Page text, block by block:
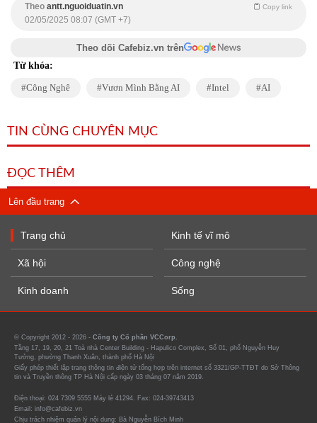
Theo antt.nguoiduatin.vn Copy link
02/05/2025 08:07 (GMT +7)
Theo dõi Cafebiz.vn trên
Từ khóa:
Công Nghê Vươn Mình Bằng AI Intel AI
TIN CÙNG CHUYÊN MỤC
ĐỌC THÊM
Lên đầu trang
Trang chủ
Xã hội
Kinh doanh
Kinh tế vĩ mô
Công nghệ
Sống
© Copyright 2012 - 2026 - Công ty Cổ phần VCCorp.
Tầng 17, 19, 20, 21 Toà nhà Center Building - Hapulico Complex, Số 01, phố Nguyễn Huy
Tưởng, phường Thanh Xuân, thành phố Hà Nội
Giấy phép thiết lập trang thông tin điện tử tổng hợp trên internet số 3321/GP-TTĐT do Sở Thông
tin và Truyền thông TP Hà Nội cấp ngày 03 tháng 07 năm 2019.
Điện thoại: 024 7309 5555 Máy lẻ 41294. Fax: 024-39743413
Email: info@cafebiz.vn
Chịu trách nhiệm quản lý nội dung: Bà Nguyễn Bích Minh